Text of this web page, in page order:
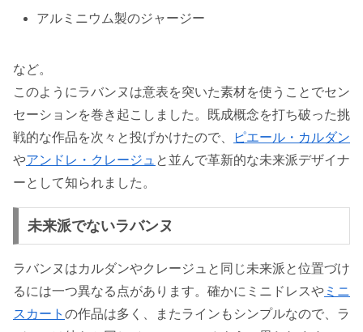
アルミニウム製のジャージー
など。
このようにラバンヌは意表を突いた素材を使うことでセン
セーションを巻き起こしました。既成概念を打ち破った挑
戦的な作品を次々と投げかけたので、
ピエール・カルダン
やアンドレ・クレージュ と並んで革新的な未来派デザイナ
ーとして知られました。
未来派でないラバンヌ
ラバンヌはカルダンやクレージュと同じ未来派と位置づけ
るには一つ異なる点があります。確かにミニドレスや ミニ
スカート の作品は多く、またラインもシンプルなので、ラ